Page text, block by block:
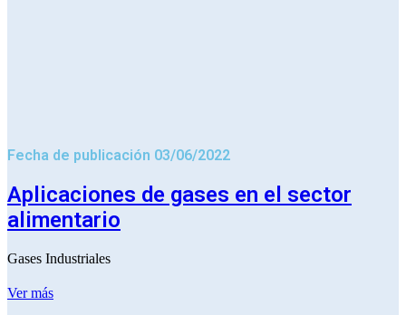
Fecha de publicación 03/06/2022
Aplicaciones de gases en el sector
alimentario
Gases Industriales
Ver más